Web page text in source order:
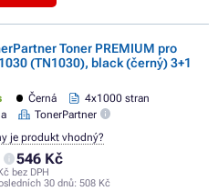
Toner PREMIUM pro
(TN1030), black (černý) 3+1
Černá
4x1000 stran
TonerPartner
546 Kč
bez DPH
30 dnů: 508 Kč
je produkt vhodný?